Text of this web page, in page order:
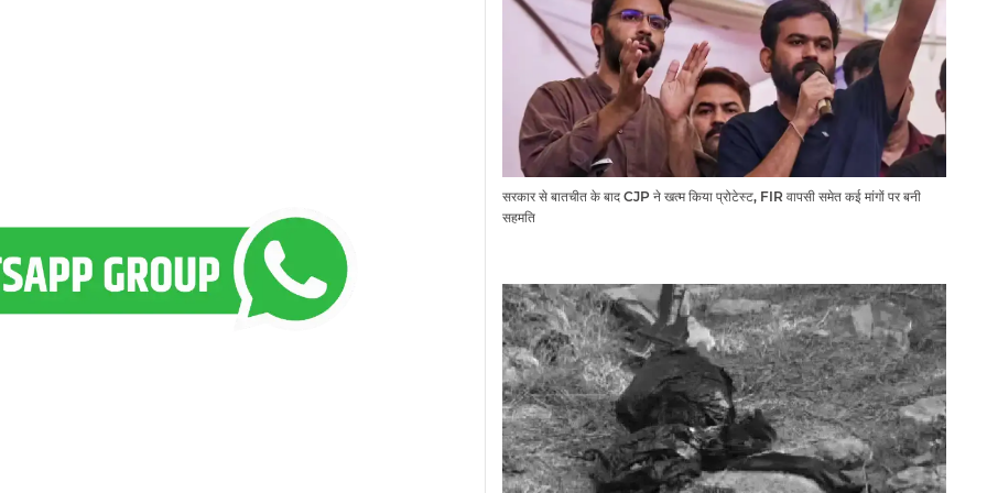
सरकार से बातचीत के बाद CJP ने खत्म किया प्रोटेस्ट, FIR वापसी समेत कई मांगों पर बनी
सहमति